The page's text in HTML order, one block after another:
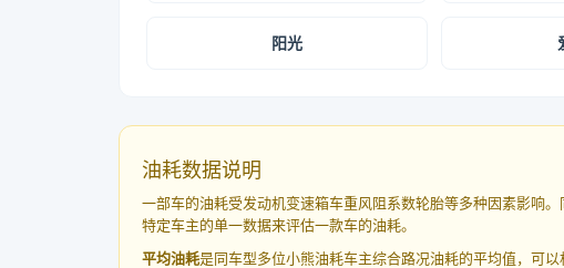
阳光
油耗数据说明
一部车的油耗受发动机变速箱车重风阻系数轮胎等多种因素影响
特定车主的单一数据来评估一款车的油耗。
平均油耗是同车型多位小熊油耗车主综合路况油耗的平均值，可